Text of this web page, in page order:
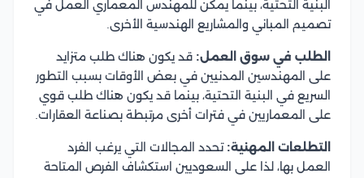
البنية التحتية، بينما يمكن للمهندس المعماري العمل في
تصميم المباني والمشاريع الهندسية الأخرى.
الطلب في سوق العمل: قد يكون هناك طلب متزايد
على المهندسين المدنيين في بعض الأوقات بسبب التطور
السريع في البنية التحتية، بينما قد يكون هناك طلب قوي
على المعماريين في فترات أخرى مرتبطة بصناعة العقارات.
التطلعات المهنية: تحدد المجالات التي يرغب الفرد
العمل بها، لذا على السعوديين استكشاف الفرص المتاحة